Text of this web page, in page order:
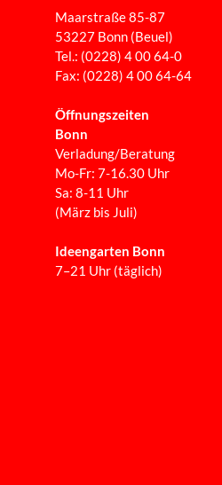
Maarstraße 85-87
53227 Bonn (Beuel)
Tel.: (0228) 4 00 64-0
Fax: (0228) 4 00 64-64
Öffnungszeiten
Bonn
Verladung/Beratung
Mo-Fr: 7-16.30 Uhr
Sa: 8-11 Uhr
(März bis Juli)
Ideengarten Bonn
7–21 Uhr (täglich)